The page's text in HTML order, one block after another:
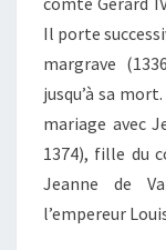
Il porte
margrave
jusqu’à sa
mariage avec
1374), fille du
Jeanne de
l’empereur